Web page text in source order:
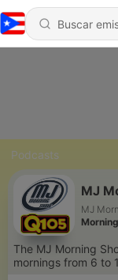
Podcasts
MJ
MJ
The MJ Morning
mornings from 6 to